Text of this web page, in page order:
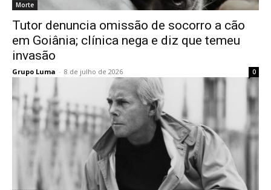
Morte
Tutor denuncia omissão de socorro a cão
em Goiânia; clínica nega e diz que temeu
invasão
Grupo Luma - 8 de julho de 2026 0